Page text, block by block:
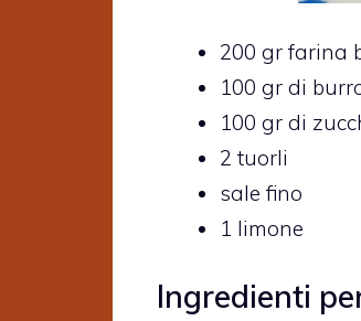
200 gr farina
100 gr di
100 gr di
2 tuorli
sale fino
1 limone
Ingredienti